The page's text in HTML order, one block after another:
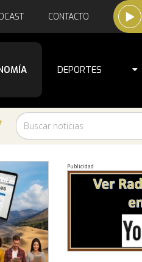
CONTACTO
DEPORTES
Publicidad